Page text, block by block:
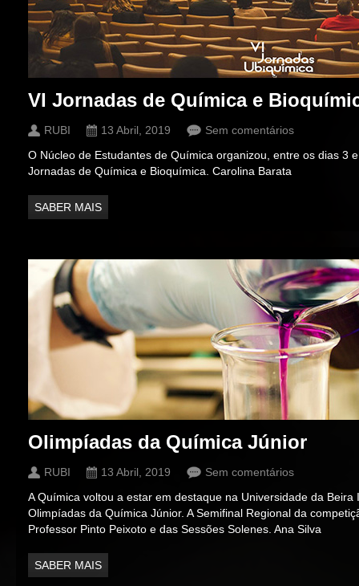
VI Jornadas de Química e
RUBI 13 Abril, 2019
Sem comentários
O Núcleo de Estudantes de Química organizou, entre os dias 3
Jornadas de Química e Bioquímica. Carolina Barata
SABER MAIS
Olimpíadas da Química Júnior
RUBI 13 Abril, 2019
Sem comentários
A Química voltou a estar em destaque na Universidade da Beira
Olimpíadas da Química Júnior. A Semifinal Regional da
Professor Pinto Peixoto e das Sessões Solenes. Ana Silva
SABER MAIS